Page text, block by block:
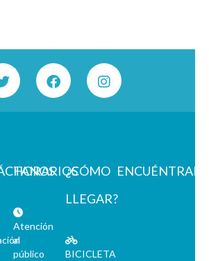
HORARIOS
Atención
al
público
¿CÓMO
LLEGAR?
BICICLETA